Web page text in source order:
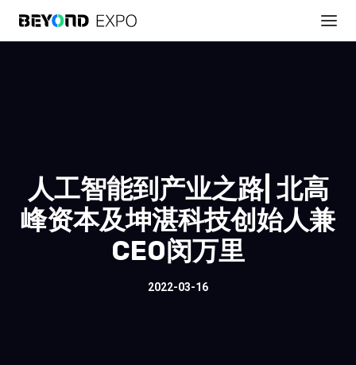
人工智能到产业之路| 北高
峰资本及坤湛科技创始人兼
CEO闵万里
2022-03-16